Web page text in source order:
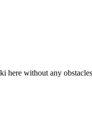
here without any